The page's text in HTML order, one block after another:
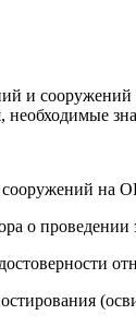
и
необходимые
на
о проведении